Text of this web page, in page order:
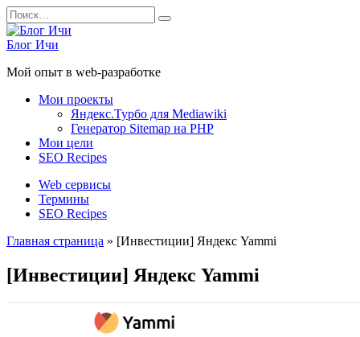
Перейти
к
содержанию
Search
for:
Блог Ичи
Мой опыт в web-разработке
Мои проекты
Яндекс.Турбо для Mediawiki
Генератор Sitemap на PHP
Мои цели
SEO Recipes
Web сервисы
Термины
SEO Recipes
Главная страница » [Инвестиции] Яндекс Yammi
[Инвестиции] Яндекс Yammi